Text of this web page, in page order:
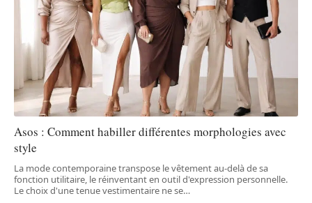
Asos : Comment habiller différentes morphologies avec
style
La mode contemporaine transpose le vêtement au-delà de sa
fonction utilitaire, le réinventant en outil d'expression personnelle.
Le choix d'une tenue vestimentaire ne se…